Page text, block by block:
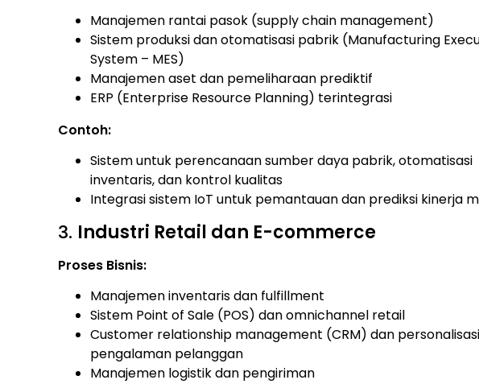
Manajemen rantai pasok (supply chain management)
Sistem produksi dan otomatisasi pabrik (Manufacturing
System – MES)
Manajemen aset dan pemeliharaan prediktif
ERP (Enterprise Resource Planning) terintegrasi
Contoh:
Sistem untuk perencanaan sumber daya pabrik, otomatisasi
inventaris, dan kontrol kualitas
Integrasi sistem IoT untuk pemantauan dan prediksi kinerja
3. Industri Retail dan E-commerce
Proses Bisnis:
Manajemen inventaris dan fulfillment
Sistem Point of Sale (POS) dan omnichannel retail
Customer relationship management (CRM) dan personalisasi
pengalaman pelanggan
Manajemen logistik dan pengiriman